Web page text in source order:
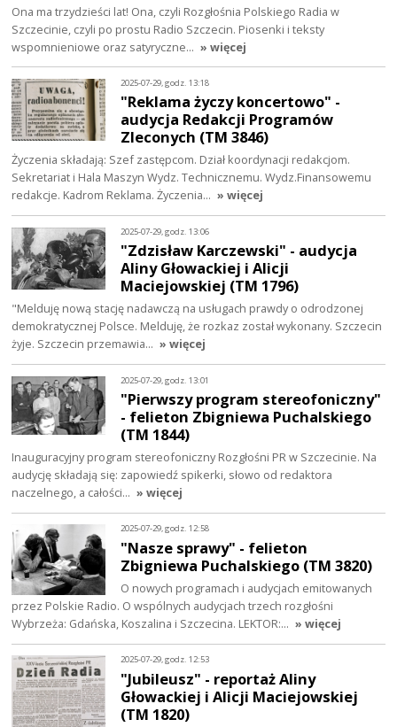
Ona ma trzydzieści lat! Ona, czyli Rozgłośnia Polskiego Radia w
Szczecinie, czyli po prostu Radio Szczecin. Piosenki i teksty
wspomnieniowe oraz satyryczne… » więcej
2025-07-29, godz. 13:18
"Reklama życzy koncertowo" -
audycja Redakcji Programów
Zleconych (TM 3846)
Życzenia składają: Szef zastępcom. Dział koordynacji redakcjom.
Sekretariat i Hala Maszyn Wydz. Technicznemu. Wydz.Finansowemu
redakcje. Kadrom Reklama. Życzenia… » więcej
2025-07-29, godz. 13:06
"Zdzisław Karczewski" - audycja
Aliny Głowackiej i Alicji
Maciejowskiej (TM 1796)
"Melduję nową stację nadawczą na usługach prawdy o odrodzonej
demokratycznej Polsce. Melduję, że rozkaz został wykonany. Szczecin
żyje. Szczecin przemawia… » więcej
2025-07-29, godz. 13:01
"Pierwszy program stereofoniczny"
- felieton Zbigniewa Puchalskiego
(TM 1844)
Inauguracyjny program stereofoniczny Rozgłośni PR w Szczecinie. Na
audycję składają się: zapowiedź spikerki, słowo od redaktora
naczelnego, a całości… » więcej
2025-07-29, godz. 12:58
"Nasze sprawy" - felieton
Zbigniewa Puchalskiego (TM 3820)
O nowych programach i audycjach emitowanych
przez Polskie Radio. O wspólnych audycjach trzech rozgłośni
Wybrzeża: Gdańska, Koszalina i Szczecina. LEKTOR:… » więcej
2025-07-29, godz. 12:53
"Jubileusz" - reportaż Aliny
Głowackiej i Alicji Maciejowskiej
(TM 1820)